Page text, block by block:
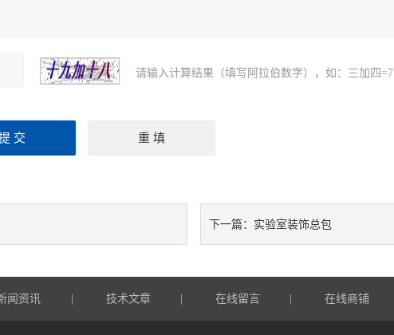
请输入计算结果（填写阿拉伯数字），如：三加四=7
下一篇： 实验室装饰总包
闻资讯 技术文章 在线留言 在线商铺